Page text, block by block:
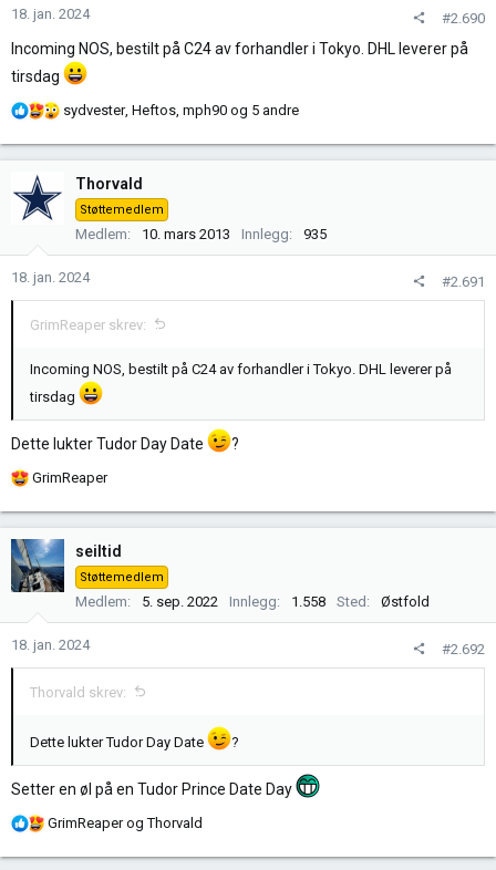
18. jan. 2024 #2.690
Incoming NOS, bestilt på C24 av forhandler i Tokyo. DHL leverer på
tirsdag
R
e
:
sydvester, Heftos mph90 og 5 andre
Thorvald
Støttemedlem
Medlem 10. mars 2013 Innlegg 935
18. jan. 2024 #2.691
GrimReaper skrev:
Incoming NOS, bestilt på C24 av forhandler i Tokyo. DHL leverer på
tirsdag
Dette lukter Tudor Day Date ?
R
k
s
j
e
:
GrimReaper
seiltid
Støttemedlem
Medlem 5. sep. 2022 Innlegg 1.558 Sted Østfold
18. jan. 2024 #2.692
Thorvald skrev:
Dette lukter Tudor Day Date ?
Setter en øl på en Tudor Prince Date Day
R
GrimReaperogThorvald